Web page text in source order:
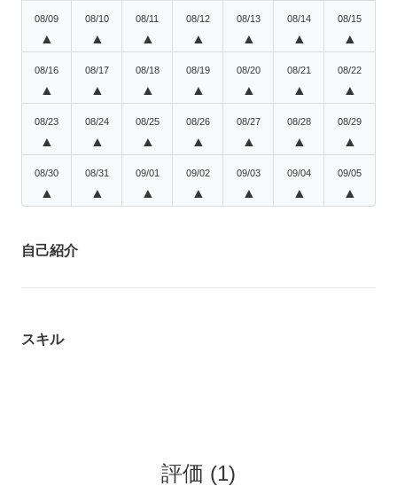
08/09
▲
08/10
▲
08/11
▲
08/12
▲
08/13
▲
08/14
▲
08/15
▲
08/16
▲
08/17
▲
08/18
▲
08/19
▲
08/20
▲
08/21
▲
08/22
▲
08/23
▲
08/24
▲
08/25
▲
08/26
▲
08/27
▲
08/28
▲
08/29
▲
08/30
▲
08/31
▲
09/01
▲
09/02
▲
09/03
▲
09/04
▲
09/05
▲
自己紹介
スキル
評価 (1)